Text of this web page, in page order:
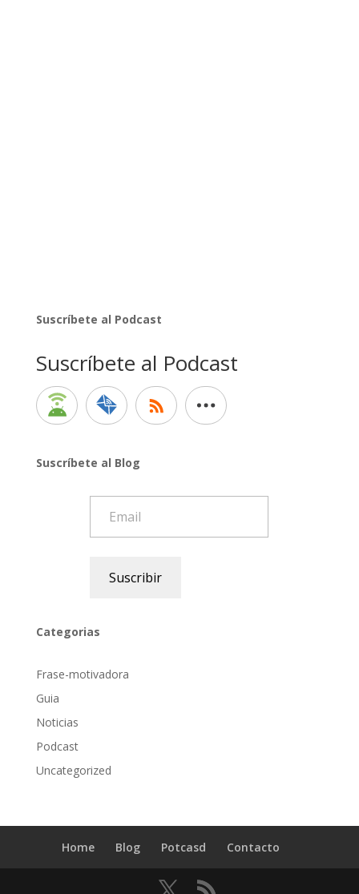
Suscríbete al Podcast
Suscríbete al Podcast
Suscríbete al Blog
Suscribir
Categorias
Frase-motivadora
Guia
Noticias
Podcast
Uncategorized
Home Blog Potcasd Contacto